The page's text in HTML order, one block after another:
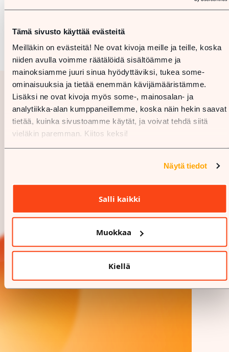
Tämä sivusto käyttää evästeitä
Meilläkin on evästeitä! Ne ovat kivoja meille ja teille, koska
niiden avulla voimme räätälöidä sisältöämme ja
mainoksiamme juuri sinua hyödyttäviksi, tukea some-
ominaisuuksia ja tietää enemmän kävijämääristämme.
Lisäksi ne ovat kivoja myös some-, mainosalan- ja
analytiikka-alan kumppaneillemme, koska näin hekin saavat
tietää, kuinka sivustoamme käytät, ja voivat tehdä siitä
vieläkin paremman. Kiitos keksi!
Näytä tiedot
Salli kaikki
Muokkaa
Kiellä